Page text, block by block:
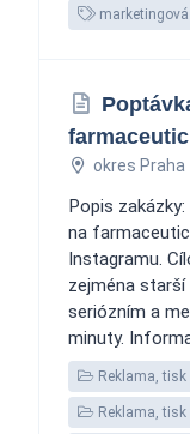
okres Praha
Popis
na
Instagramu.
zejména starší
seriózním a
minuty.
Reklama, tisk
Reklama, tisk